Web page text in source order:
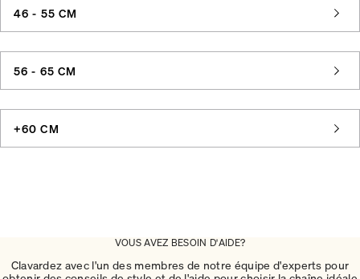
46 - 55 CM
56 - 65 CM
+60 CM
VOUS AVEZ BESOIN D'AIDE?
Clavardez avec l'un des membres de notre équipe d'experts pour